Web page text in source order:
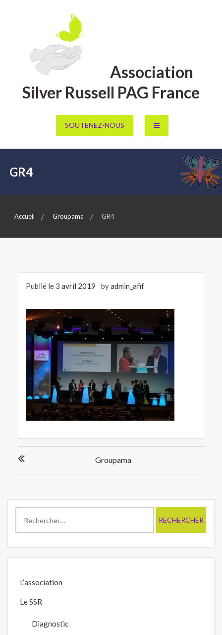
Association
Silver Russell PAG France
SOUTENEZ-NOUS
GR4
Accueil Groupama GR4
Publié le 3 avril 2019 byadmin_afif
de
l’article
Groupama
L’association
Le SSR
Diagnostic